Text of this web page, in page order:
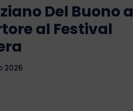
Del Buono a
al Festival
2026